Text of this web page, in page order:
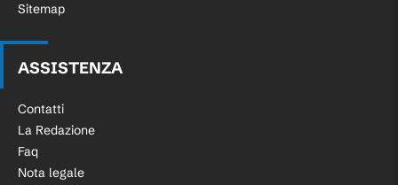
Sitemap
ASSISTENZA
Contatti
La Redazione
Faq
Nota legale